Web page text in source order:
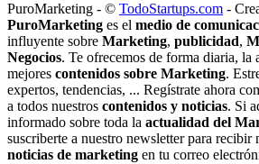
PuroMarketing - © TodoStartups.com -
PuroMarketing es el medio de
influyente sobre Marketing, publicidad,
Negocios. Te ofrecemos de forma diaria, la
mejores contenidos sobre Marketing.
expertos, tendencias, ... Regístrate ahora
a todos nuestros contenidos y noticias. Si
informado sobre toda la actualidad del
suscriberte a nuestro newsletter para recibir
noticias de marketing en tu correo